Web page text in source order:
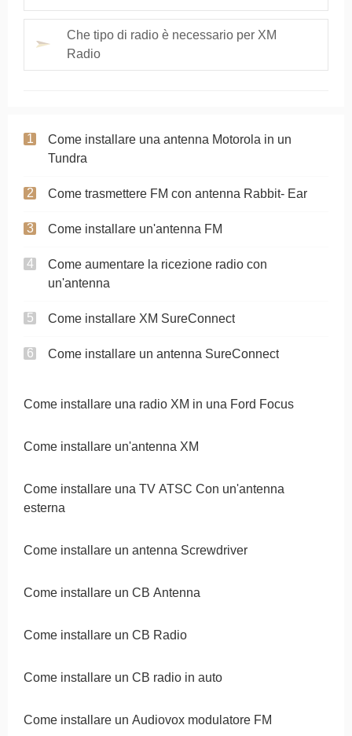
Che tipo di radio è necessario per XM
Radio
Come installare una antenna Motorola in un
Tundra
Come trasmettere FM con antenna Rabbit- Ear
Come installare un'antenna FM
Come aumentare la ricezione radio con
un'antenna
Come installare XM SureConnect
Come installare un antenna SureConnect
Come installare una radio XM in una Ford Focus
Come installare un'antenna XM
Come installare una TV ATSC Con un'antenna
esterna
Come installare un antenna Screwdriver
Come installare un CB Antenna
Come installare un CB Radio
Come installare un CB radio in auto
Come installare un Audiovox modulatore FM